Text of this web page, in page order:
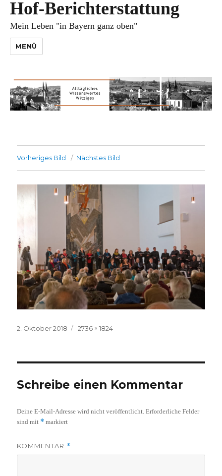
Hof-Berichterstattung
Mein Leben "in Bayern ganz oben"
MENÜ
Vorheriges Bild Nächstes Bild
Veröffentlicht
2. Oktober 2018
Volle
2736 × 1824
Schreibe einen Kommentar
Deine E-Mail-Adresse wird nicht veröffentlicht. Erforderliche Felder
sind mit * markiert
KOMMENTAR *